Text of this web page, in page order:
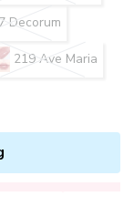
Decorum
219 Ave Maria